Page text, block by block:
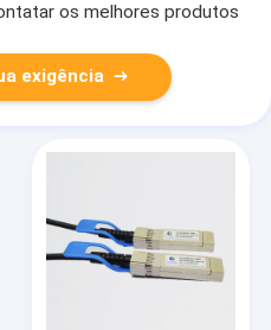
os melhores produtos
exigência